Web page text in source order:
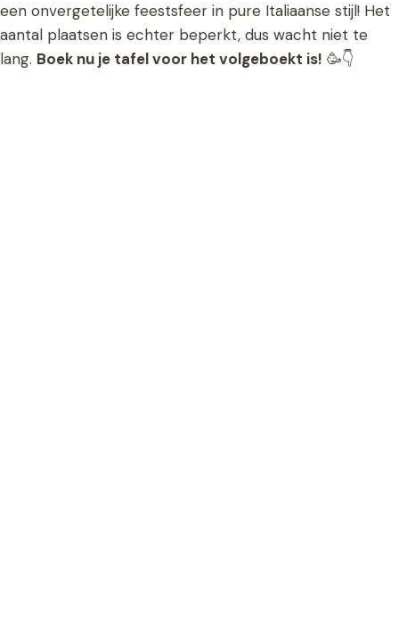
een onvergetelijke feestsfeer in pure Italiaanse stijl! Het
aantal plaatsen is echter beperkt, dus wacht niet te
lang. Boek nu je tafel voor het volgeboekt is! 🥳👇